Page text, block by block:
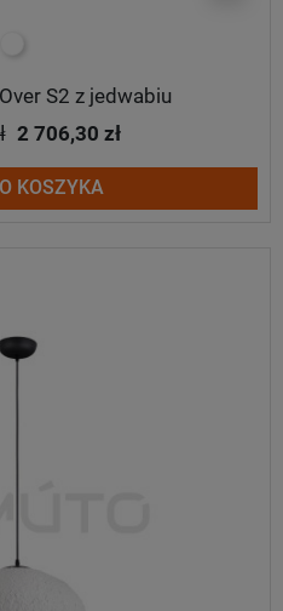
S2 z jedwabiu
2 706,30 zł
KOSZYKA